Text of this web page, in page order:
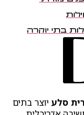
סלע יוצר בתים
בתי יוקרה